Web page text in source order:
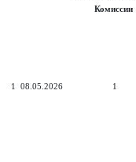
Комиссии
1 08.05.2026 1